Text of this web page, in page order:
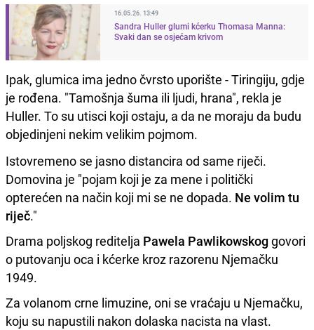
16.05.26. 13:49
Sandra Huller glumi kćerku Thomasa Manna:
Svaki dan se osjećam krivom
Ipak, glumica ima jedno čvrsto uporište - Tiringiju, gdje
je rođena. "Tamošnja šuma ili ljudi, hrana", rekla je
Huller. To su utisci koji ostaju, a da ne moraju da budu
objedinjeni nekim velikim pojmom.
Istovremeno se jasno distancira od same riječi.
Domovina je "pojam koji je za mene i politički
opterećen na način koji mi se ne dopada. Ne volim tu
riječ."
Drama poljskog reditelja Pawela Pawlikowskoggovori
o putovanju oca i kćerke kroz razorenu Njemačku
1949.
Za volanom crne limuzine, oni se vraćaju u Njemačku,
koju su napustili nakon dolaska nacista na vlast.